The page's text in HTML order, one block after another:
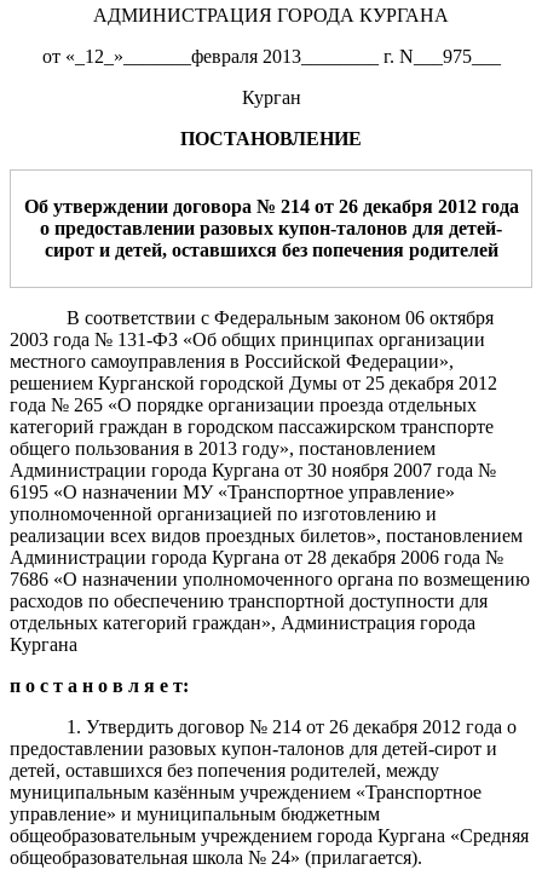
АДМИНИСТРАЦИЯ ГОРОДА КУРГАНА
от «_12_»_______февраля 2013________ г. N___975___
Курган
ПОСТАНОВЛЕНИЕ
Об утверждении договора № 214от 26 декабря 2012года
о предоставлении разовых купон-талонов для детей-
сирот и детей, оставшихся без попечения родителей
В соответствии с Федеральным законом 06 октября
2003 года № 131-ФЗ «Об общих принципах организации
местного самоуправления в Российской Федерации»,
решением Курганской городской Думы от 25 декабря 2012
года № 265 «О порядке организации проезда отдельных
категорий граждан в городском пассажирском транспорте
общего пользования в 2013 году», постановлением
Администрации города Кургана от 30 ноября 2007 года №
6195 «О назначении МУ «Транспортное управление»
уполномоченной организацией по изготовлению и
реализации всех видов проездных билетов», постановлением
Администрации города Кургана от 28 декабря 2006 года №
7686 «О назначении уполномоченного органа по возмещению
расходов по обеспечению транспортной доступности для
отдельных категорий граждан», Администрация города
Кургана
п о с т а н о в л я е т:
1. Утвердить договор № 214 от 26 декабря 2012 года о
предоставлении разовых купон-талонов для детей-сирот и
детей, оставшихся без попечения родителей, между
муниципальным казённым учреждением «Транспортное
управление» и муниципальным бюджетным
общеобразовательным учреждением города Кургана «Средняя
общеобразовательная школа № 24» (прилагается).